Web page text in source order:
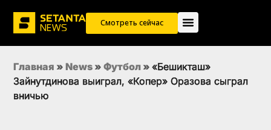
Смотреть сейчас
Главная » News » Футбол » «Бешикташ»
Зайнутдинова выиграл, «Копер» Оразова сыграл
вничью